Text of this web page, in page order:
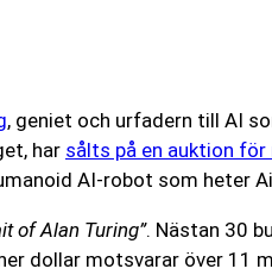
, geniet och urfadern till AI
har sålts på en auktion
AI-robot som heter
of Alan Turing”. Nästan 30
dollar motsvarar över 11